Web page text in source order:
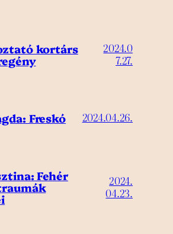
kortárs
2024.0
7.27.
Freskó 2024.04.26.
Fehér
2024.
04.23.